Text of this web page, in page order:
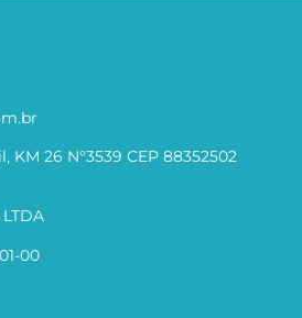
KM 26 N°3539 CEP 88352502
00